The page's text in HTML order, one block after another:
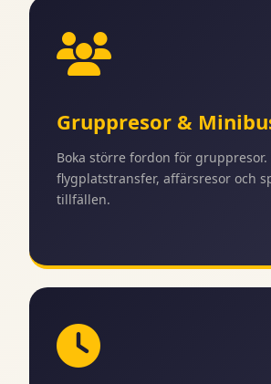
Gruppresor &
Boka större fordon för
flygplatstransfer, affärsresor och
tillfällen.